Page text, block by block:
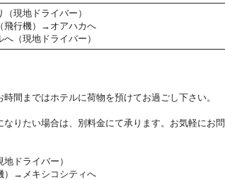
現地ドライバー）
飛行機）→オアハカへ
（現地ドライバー）
間まではホテルに荷物を預けてお過ごし下さい。
りたい場合は、別料金にて承ります。お気軽にお問
ドライバー）
）→メキシコシティへ